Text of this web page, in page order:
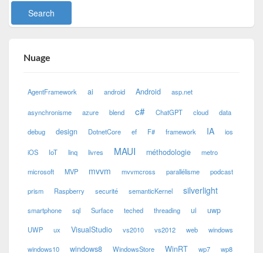
Nuage
AgentFramework ai android Android asp.net
asynchronisme azure blend c# ChatGPT cloud data
debug design DotnetCore ef F# framework IA ios
iOS IoT linq livres MAUI méthodologie metro
microsoft MVP mvvm mvvmcross parallélisme podcast
prism Raspberry securité semanticKernel silverlight
smartphone sql Surface teched threading ui uwp
UWP ux VisualStudio vs2010 vs2012 web windows
windows10 windows8 WindowsStore WinRT wp7 wp8